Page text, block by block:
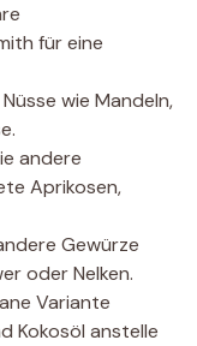
für eine
wie Mandeln,
andere
Aprikosen,
Gewürze
oder Nelken.
Variante
Kokosöl anstelle